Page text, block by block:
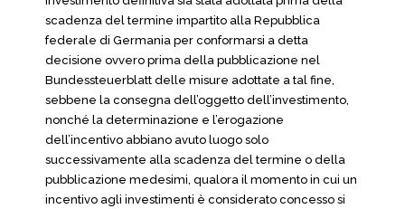
scadenza del termine impartito alla Repubblica
federale di Germania per conformarsi a detta
decisione ovvero prima della pubblicazione nel
Bundessteuerblatt delle misure adottate a tal fine,
sebbene la consegna dell’oggetto dell’investimento,
nonché la determinazione e l’erogazione
dell’incentivo abbiano avuto luogo solo
successivamente alla scadenza del termine o della
pubblicazione medesimi, qualora il momento in cui un
incentivo agli investimenti è considerato concesso si